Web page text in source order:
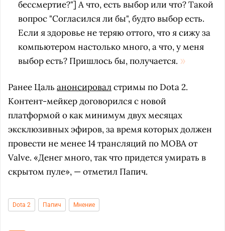
бессмертие?"] А что, есть выбор или что? Такой
вопрос "Согласился ли бы", будто выбор есть.
Если я здоровье не теряю оттого, что я сижу за
компьютером настолько много, а что, у меня
выбор есть? Пришлось бы, получается.
Ранее Цаль анонсировалстримы по Dota 2.
Контент-мейкер договорился с новой
платформой о как минимум двух месяцах
эксклюзивных эфиров, за время которых должен
провести не менее 14 трансляций по MOBA от
Valve. «Денег много, так что придется умирать в
скрытом пуле», — отметил Папич.
Dota 2 Папич Мнение